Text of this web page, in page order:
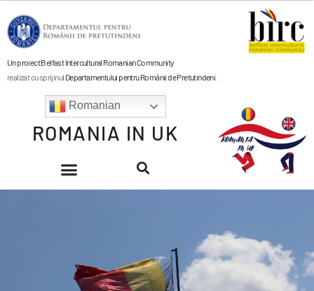
Romanian
ROMANIA IN UK
Un proiect Belfast Intercultural Romanian Community
realizat cu sprijinul Departamentului pentru Românii de Pretutindeni